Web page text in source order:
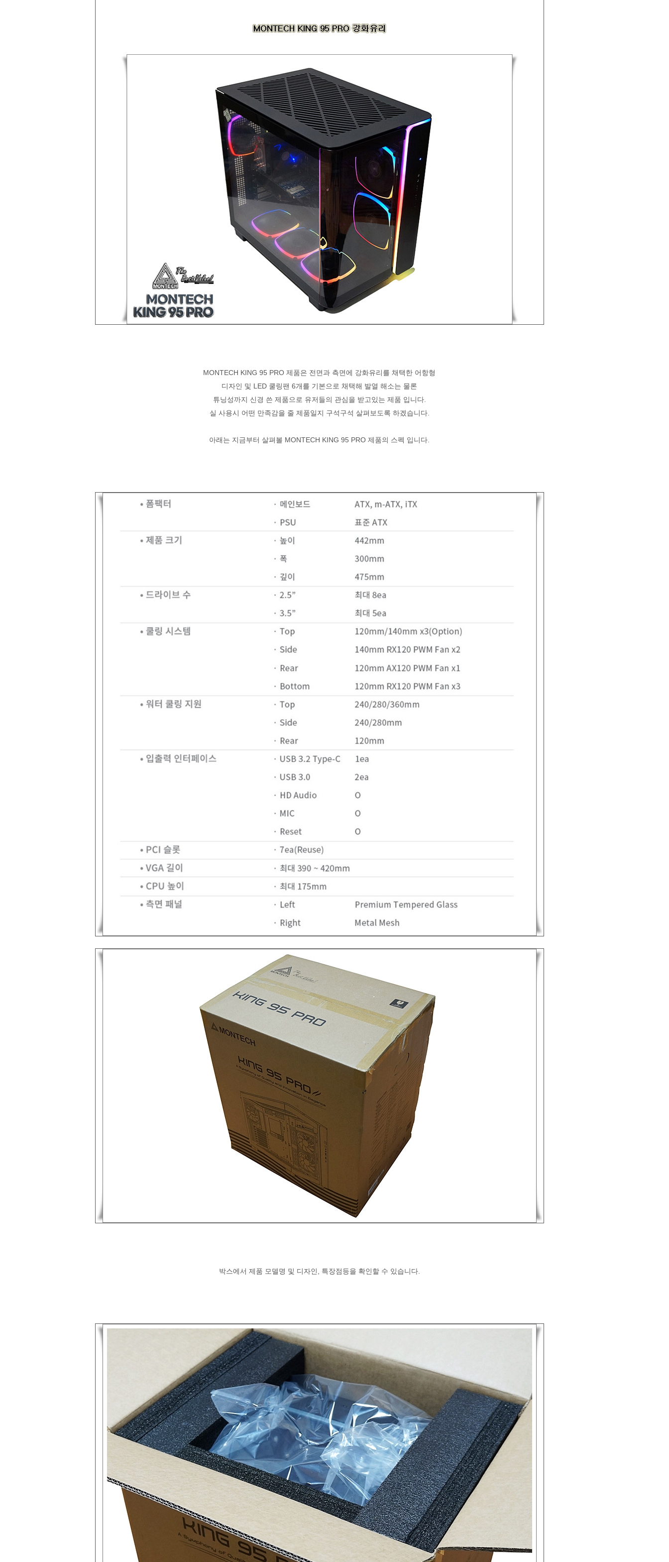
MONTECH KING 95 PRO 제품은 전면과 측면에 강화유리를 채택한 어항형
디자인 및 LED 쿨링팬 6개를 기본으로 채택해 발열 해소는 물론
튜닝성까지 신경 쓴 제품으로 유저들의 관심을 받고있는 제품 입니다.
실 사용시 어떤 만족감을 줄 제품일지 구석구석 살펴보도록 하겠습니다.
아래는 지금부터 살펴볼 MONTECH KING 95 PRO 제품의 스펙 입니다.
박스에서 제품 모델명 및 디자인, 특장점등을 확인할 수 있습니다.